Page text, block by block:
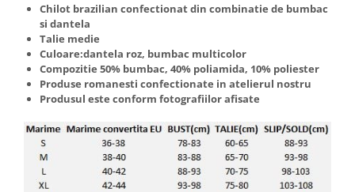
Chilot brazilian confectionat din combinatie de bumbac
si dantela
Talie medie
Culoare:dantela roz, bumbac multicolor
Compozitie 50% bumbac, 40% poliamida, 10% poliester
Produse romanesti confectionate in atelierul nostru
Produsul este conform fotografiilor afisate